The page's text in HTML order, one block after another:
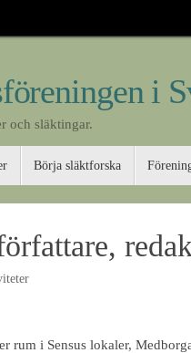
i
och släktingar.
Börja släktforska
rum i Sensus lokaler,